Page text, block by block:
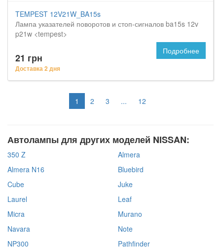
TEMPEST 12V21W_BA15s
Лампа указателей поворотов и стоп-сигналов ba15s 12v
p21w <tempest>
21 грн
Доставка 2 дня
Подробнее
1 2 3 ... 12
Автолампы для других моделей NISSAN:
350 Z
Almera
Almera N16
Bluebird
Cube
Juke
Laurel
Leaf
Micra
Murano
Navara
Note
NP300
Pathfinder